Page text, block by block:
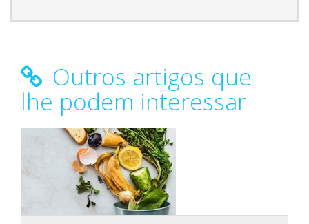
Outros artigos que
lhe podem interessar